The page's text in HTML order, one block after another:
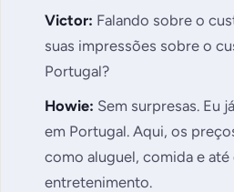
Victor: Falando sobre o
suas impressões sobre o
Portugal?
Howie: Sem surpresas. Eu
em Portugal. Aqui, os
como aluguel, comida e até
entretenimento.